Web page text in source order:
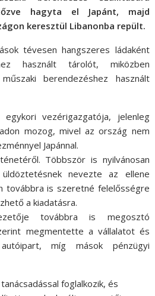
hagyta el Japánt, majd
keresztül Libanonba repült.
tévesen hangszeres ládaként
használt tárolót, miközben
berendezéshez használt
vezérigazgatója, jelenleg
mozog, mivel az ország nem
Japánnal.
Többször is nyilvánosan
nevezte az ellene
továbbra is szeretné felelősségre
a kiadatásra.
továbbra is megosztó
megmentette a vállalatot és
míg mások pénzügyi
foglalkozik, és